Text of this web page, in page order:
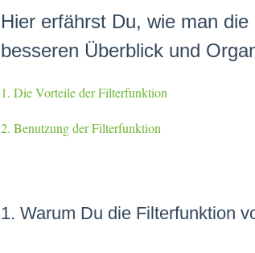
Hier erfährst Du, wie man
besseren Überblick und
1. Die Vorteile der Filterfunktion
2. Benutzung der Filterfunktion
1. Warum Du die Filterfunktion